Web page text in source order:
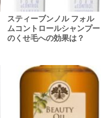
スティーブンノル フォル
ムコントロールシャンプー
のくせ毛への効果は？